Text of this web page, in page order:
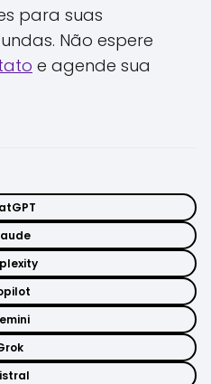
para suas
Não espere
e agende sua